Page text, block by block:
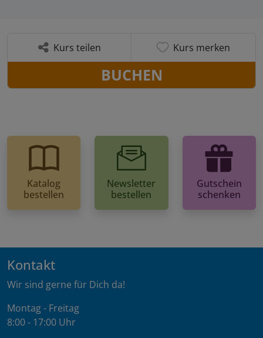
Kurs teilen Kurs merken
BUCHEN
Katalog
bestellen
Newsletter
bestellen
Gutschein
schenken
Kontakt
Wir sind gerne für Dich da!
Montag - Freitag
8:00 - 17:00 Uhr